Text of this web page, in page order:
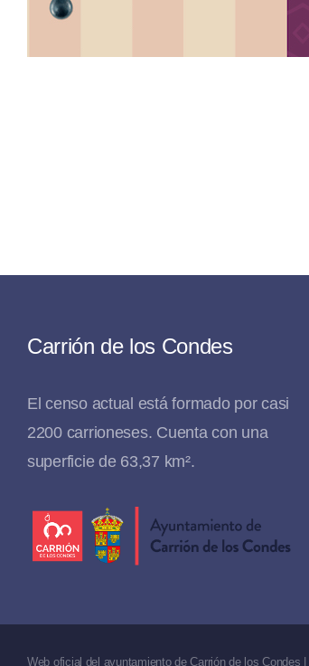
Carrión de los Condes
El censo actual está formado por casi
2200 carrioneses. Cuenta con una
superficie de 63,37 km².
Web oficial del ayuntamiento de Carrión de los Condes |